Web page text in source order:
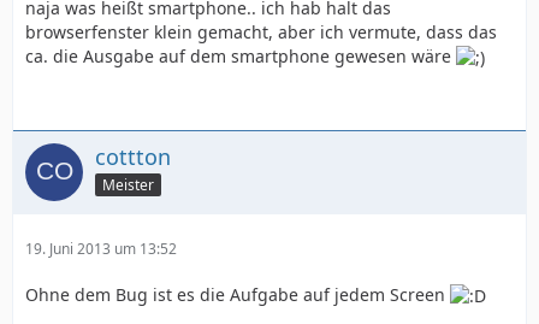
naja was heißt smartphone.. ich hab halt das
browserfenster klein gemacht, aber ich vermute, dass das
ca. die Ausgabe auf dem smartphone gewesen wäre
cottton
Meister
19. Juni 2013 um 13:52
Ohne dem Bug ist es die Aufgabe auf jedem Screen